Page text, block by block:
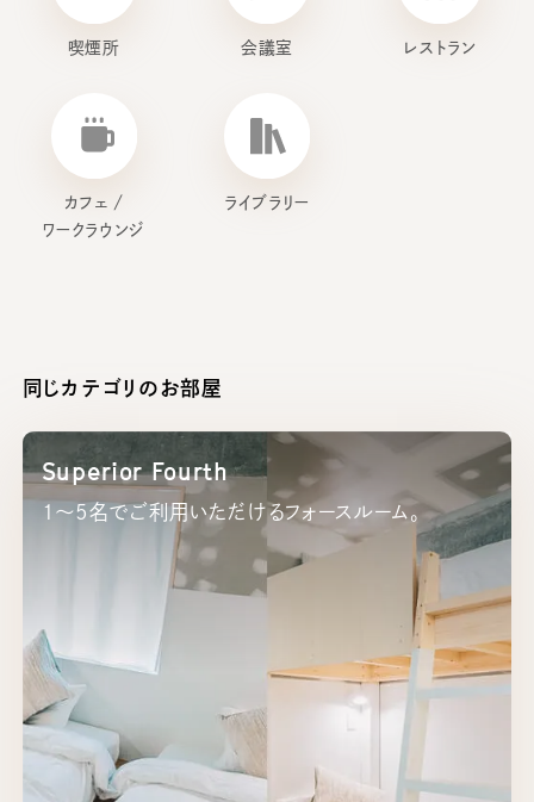
喫煙所 会議室 レストラン
カフェ /
ワークラウンジ
ライブラリー
同じカテゴリのお部屋
Superior Fourth
1～5名でご利用いただけるフォースルーム。